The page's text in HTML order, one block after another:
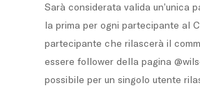
Sarà considerata valida un’unica
la prima per ogni partecipante al
partecipante che rilascerà il
essere follower della pagina
possibile per un singolo utente